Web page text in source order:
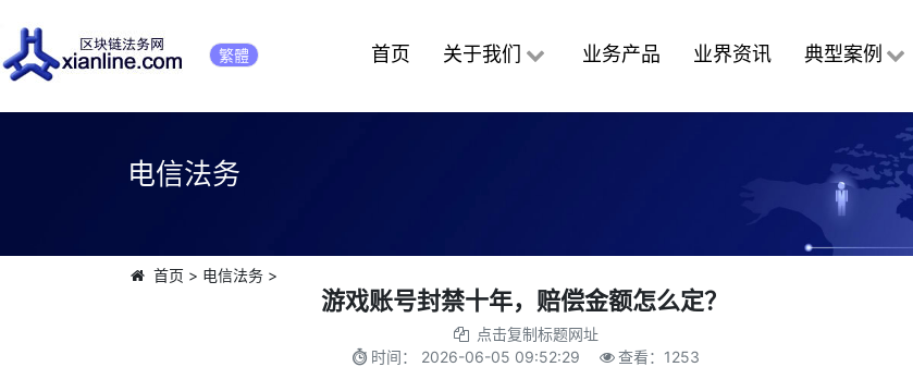
繁體 首页 关于我们 业务产品 业界资讯 典型案例
电信法务
首页 > 电信法务>
游戏账号封禁十年，赔偿金额怎么定？
点击复制标题网址
时间： 2026-06-05 09:52:29 查看： 1253